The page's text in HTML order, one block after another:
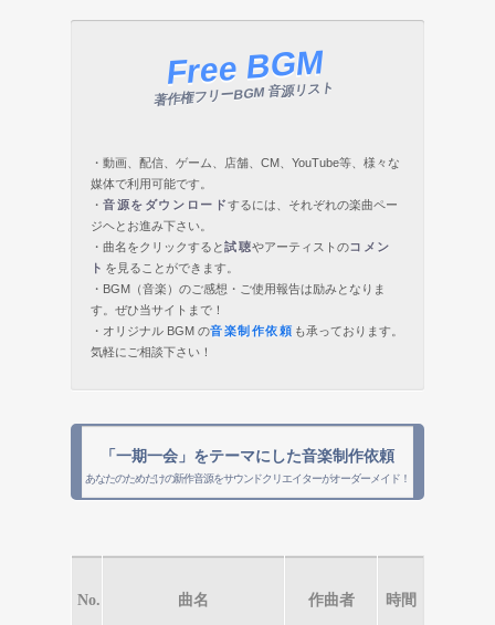
Free BGM
著作権フリーBGM 音源リスト
・動画、配信、ゲーム、店舗、CM、YouTube等、様々な
媒体で利用可能です。
・ 音源をダウンロードするには、それぞれの楽曲ペー
ジヘとお進み下さい。
・曲名をクリックすると試聴やアーティストのコメン
ト を見ることができます。
・BGM（音楽）のご感想・ご使用報告は励みとなりま
す。ぜひ当サイトまで！
・オリジナル BGM の音楽制作依頼 も承っております。
気軽にご相談下さい！
「一期一会」をテーマにした音楽制作依頼
あなたのためだけの新作音源をサウンドクリエイターがオーダーメイド！
No. 曲名 作曲者 時間